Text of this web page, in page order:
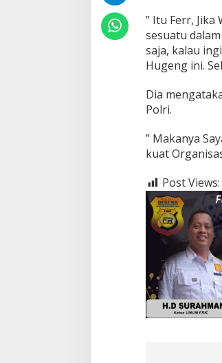
” Itu Ferr,
sesuatu
saja, kalau
Hugeng ini.
Dia
Polri.
” Makanya
kuat
Post Views: